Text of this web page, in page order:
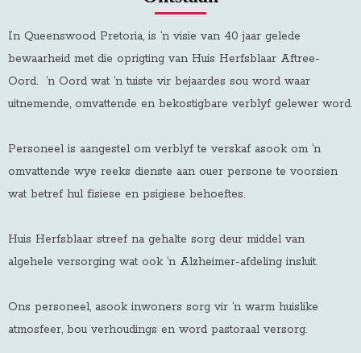
In Queenswood Pretoria, is ‘n visie van 40 jaar gelede
bewaarheid met die oprigting van Huis Herfsblaar Aftree-
Oord. ‘n Oord wat ‘n tuiste vir bejaardes sou word waar
uitnemende, omvattende en bekostigbare verblyf gelewer word.
Personeel is aangestel om verblyf te verskaf asook om ‘n
omvattende wye reeks dienste aan ouer persone te voorsien
wat betref hul fisiese en psigiese behoeftes.
Huis Herfsblaar streef na gehalte sorg deur middel van
algehele versorging wat ook ‘n Alzheimer-afdeling insluit.
Ons personeel, asook inwoners sorg vir ‘n warm huislike
atmosfeer, bou verhoudings en word pastoraal versorg.